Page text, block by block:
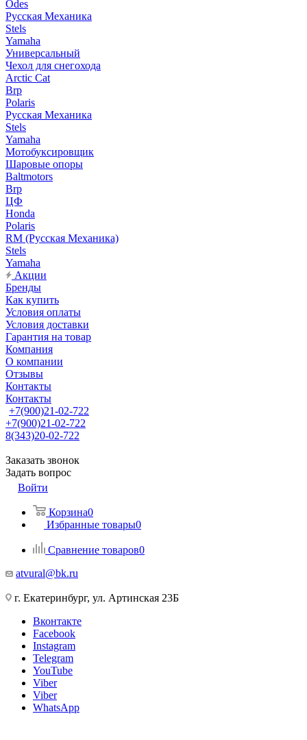
Odes
Русская Механика
Stels
Yamaha
Универсальный
Чехол для снегохода
Arctic Cat
Brp
Polaris
Русская Механика
Stels
Yamaha
Мотобуксировщик
Шаровые опоры
Baltmotors
Brp
ЦФ
Honda
Polaris
RM (Русская Механика)
Stels
Yamaha
Акции
Бренды
Как купить
Условия оплаты
Условия доставки
Гарантия на товар
Компания
О компании
Отзывы
Контакты
Контакты
+7(900)21-02-722
+7(900)21-02-722
8(343)20-02-722
Заказать звонок
Задать вопрос
Войти
Корзина0
Избранные товары0
Сравнение товаров0
atvural@bk.ru
г. Екатеринбург, ул. Артинская 23Б
Вконтакте
Facebook
Instagram
Telegram
YouTube
Viber
Viber
WhatsApp